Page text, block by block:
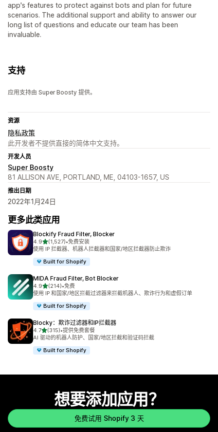
app's features to protect against bots and plan for future
scenarios. The additional support and ability to answer our
long list of questions and educate our team has been
invaluable.
支持
应用支持由 Super Boosty 提供。
资源
隐私政策
此开发者不提供直接的简体中文支持。
开发人员
Super Boosty
81 ALLISON AVE, PORTLAND, ME, 04103-1657, US
推出日期
2022年1月24日
更多此类应用
Blockify Fraud Filter, Blocker
4.9星（满分 5 星）
(1,527)
总共 1527 条评论
•免费安装
使用 IP 拦截器、机器人拦截器和国家/地区拦截器防止欺诈
Built for Shopify
MIDA Fraud Filter, Bot Blocker
4.9星（满分 5 星）
(214)
总共 214 条评论
•免费
使用 IP 和国家/地区拦截过滤器来拦截机器人、欺诈行为和虚假订单
Built for Shopify
Blocky：欺诈过滤器和IP拦截器
4.7星（满分 5 星）
(315)
总共 315 条评论
•提供免费套餐
AI 驱动的机器人防护、国家/地区拦截和验证码拦截
Built for Shopify
想要添加应用？
免费试用 Shopify 3 天